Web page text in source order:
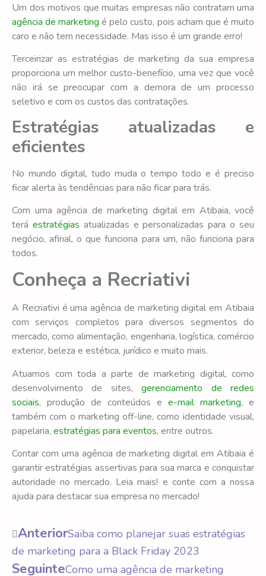
Um dos motivos que muitas empresas não contratam uma
agência de marketing é pelo custo, pois acham que é muito
caro e não tem necessidade. Mas isso é um grande erro!
Terceirizar as estratégias de marketing da sua empresa
proporciona um melhor custo-benefício, uma vez que você
não irá se preocupar com a demora de um processo
seletivo e com os custos das contratações.
Estratégias atualizadas e
eficientes
No mundo digital, tudo muda o tempo todo e é preciso
ficar alerta às tendências para não ficar para trás.
Com uma agência de marketing digital em Atibaia, você
terá estratégias atualizadas e personalizadas para o seu
negócio, afinal, o que funciona para um, não funciona para
todos.
Conheça a Recriativi
A Recriativi é uma agência de marketing digital em Atibaia
com serviços completos para diversos segmentos do
mercado, como alimentação, engenharia, logística, comércio
exterior, beleza e estética, jurídico e muito mais.
Atuamos com toda a parte de marketing digital, como
desenvolvimento de sites,
gerenciamento de redes
sociais, produção de conteúdos e e-mail marketing, e
também com o marketing off-line, como identidade visual,
papelaria, estratégias para eventos, entre outros.
Contar com uma agência de marketing digital em Atibaia é
garantir estratégias assertivas para sua marca e conquistar
autoridade no mercado. Leia mais! e conte com a nossa
ajuda para destacar sua empresa no mercado!
AnteriorSaiba como planejar suas estratégias
de marketing para a Black Friday 2023
SeguinteComo uma agência de marketing